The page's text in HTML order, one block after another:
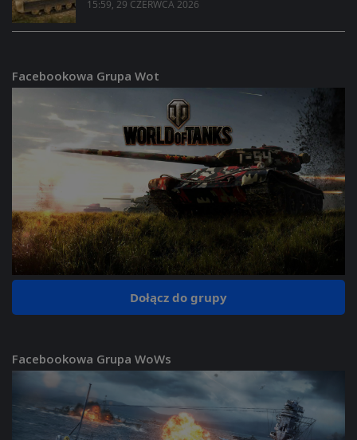
15:59, 29 CZERWCA 2026
Facebookowa Grupa Wot
Dołącz do grupy
Facebookowa Grupa WoWs